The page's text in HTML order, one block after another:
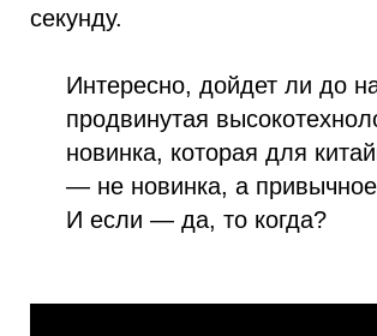
секунду.
Интересно, дойдет ли до
продвинутая
новинка, которая для
— не новинка, а привычное
И если — да, то когда?